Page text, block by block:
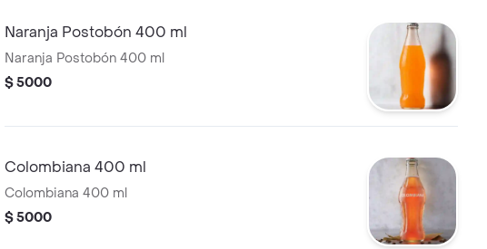
Naranja Postobón 400 ml
Naranja Postobón 400 ml
$ 5000
Colombiana 400 ml
Colombiana 400 ml
$ 5000